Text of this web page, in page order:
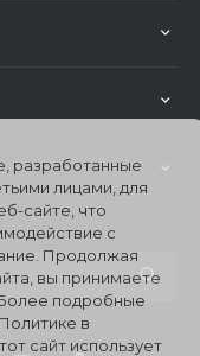
разработанные
лицами, для
сайте, что
с
Продолжая
вы принимаете
подробные
в
сайт использует